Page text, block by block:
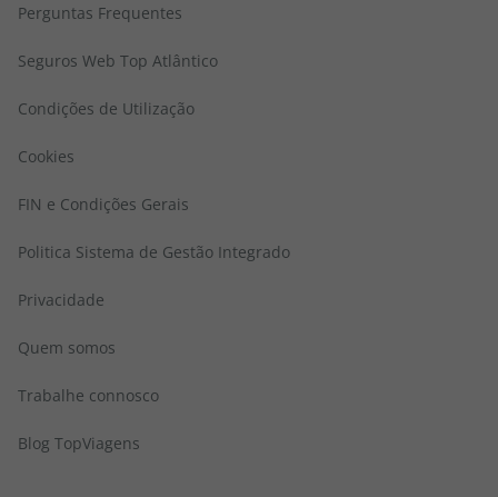
Perguntas Frequentes
Seguros Web Top Atlântico
Condições de Utilização
Cookies
FIN e Condições Gerais
Politica Sistema de Gestão Integrado
Privacidade
Quem somos
Trabalhe connosco
Blog TopViagens